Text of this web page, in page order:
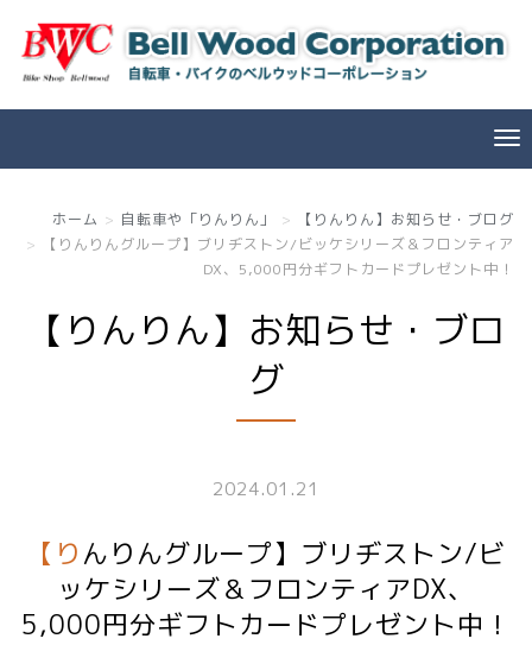
ホーム 自転車や「りんりん」
【りんりん】お知らせ・ブログ
【りんりんグループ】ブリヂストン/ビッケシリーズ＆フロンティア
DX、5,000円分ギフトカードプレゼント中！
【りんりん】お知らせ・ブロ
グ
2024.01.21
【りんりんグループ】ブリヂストン/ビ
ッケシリーズ＆フロンティアDX、
5,000円分ギフトカードプレゼント中！